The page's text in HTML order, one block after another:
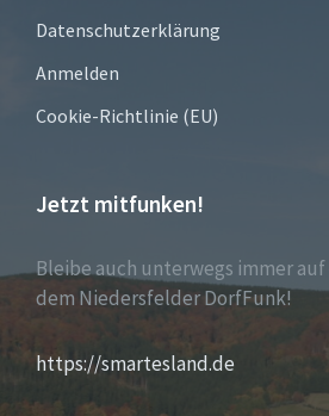
Datenschutzerklärung
Anmelden
Cookie-Richtlinie (EU)
Jetzt mitfunken!
Bleibe auch unterwegs immer
dem Niedersfelder DorfFunk!
https://smartesland.de